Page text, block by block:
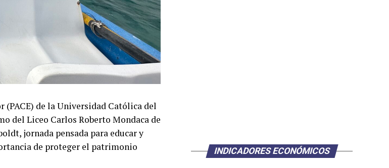
(PACE) de la Universidad Católica del
del Liceo Carlos Roberto Mondaca de
jornada pensada para educar y
de proteger el patrimonio
INDICADORES ECONÓMICOS